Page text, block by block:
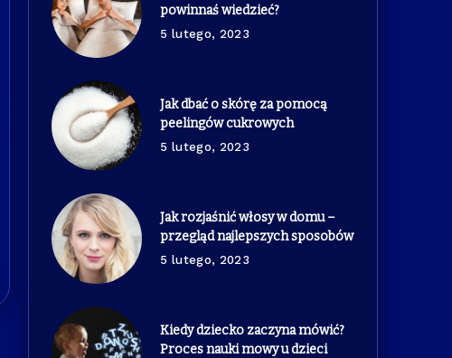
powinnaś wiedzieć?
5 lutego, 2023
Jak dbać o skórę za pomocą
peelingów cukrowych
5 lutego, 2023
Jak rozjaśnić włosy w domu –
przegląd najlepszych sposobów
5 lutego, 2023
Kiedy dziecko zaczyna mówić?
Proces nauki mowy u dzieci